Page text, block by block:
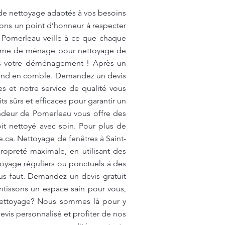
nettoyage adaptés à vos besoins
un point d’honneur à respecter
veille à ce que chaque
de ménage pour nettoyage de
votre déménagement ! Après un
en comble. Demandez un devis
et notre service de qualité vous
sûrs et efficaces pour garantir un
de Pomerleau vous offre des
nettoyé avec soin. Pour plus de
. Nettoyage de fenêtres à Saint-
maximale, en utilisant des
réguliers ou ponctuels à des
faut. Demandez un devis gratuit
un espace sain pour vous,
Nous sommes là pour y
personnalisé et profiter de nos